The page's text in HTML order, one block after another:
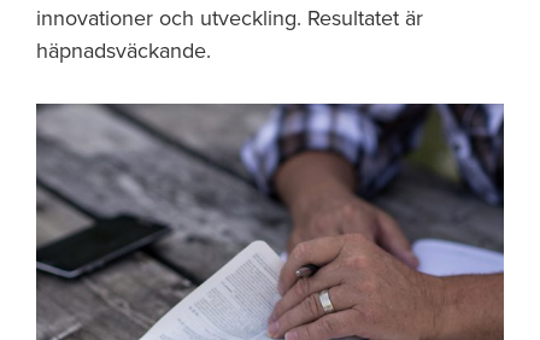
innovationer och utveckling. Resultatet är
häpnadsväckande.